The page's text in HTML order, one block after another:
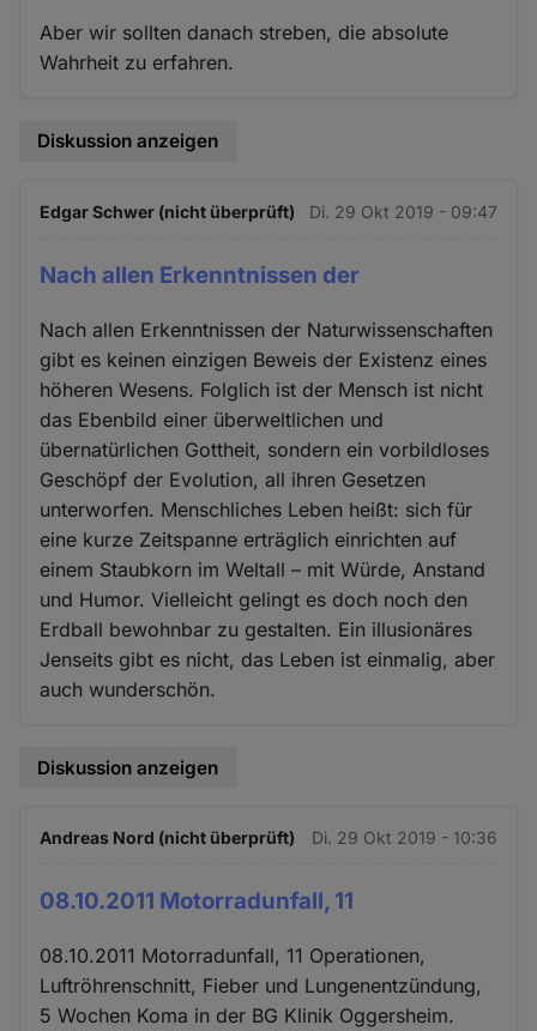
Aber wir sollten danach streben, die absolute
Wahrheit zu erfahren.
Diskussion anzeigen
Edgar Schwer (nicht überprüft) Di. 29 Okt 2019 - 09:47
Nach allen Erkenntnissen der
Nach allen Erkenntnissen der Naturwissenschaften
gibt es keinen einzigen Beweis der Existenz eines
höheren Wesens. Folglich ist der Mensch ist nicht
das Ebenbild einer überweltlichen und
übernatürlichen Gottheit, sondern ein vorbildloses
Geschöpf der Evolution, all ihren Gesetzen
unterworfen. Menschliches Leben heißt: sich für
eine kurze Zeitspanne erträglich einrichten auf
einem Staubkorn im Weltall – mit Würde, Anstand
und Humor. Vielleicht gelingt es doch noch den
Erdball bewohnbar zu gestalten. Ein illusionäres
Jenseits gibt es nicht, das Leben ist einmalig, aber
auch wunderschön.
Diskussion anzeigen
Andreas Nord (nicht überprüft) Di. 29 Okt 2019 - 10:36
08.10.2011 Motorradunfall, 11
08.10.2011 Motorradunfall, 11 Operationen,
Luftröhrenschnitt, Fieber und Lungenentzündung,
5 Wochen Koma in der BG Klinik Oggersheim.